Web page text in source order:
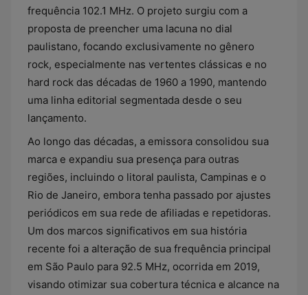
frequência 102.1 MHz. O projeto surgiu com a
proposta de preencher uma lacuna no dial
paulistano, focando exclusivamente no gênero
rock, especialmente nas vertentes clássicas e no
hard rock das décadas de 1960 a 1990, mantendo
uma linha editorial segmentada desde o seu
lançamento.
Ao longo das décadas, a emissora consolidou sua
marca e expandiu sua presença para outras
regiões, incluindo o litoral paulista, Campinas e o
Rio de Janeiro, embora tenha passado por ajustes
periódicos em sua rede de afiliadas e repetidoras.
Um dos marcos significativos em sua história
recente foi a alteração de sua frequência principal
em São Paulo para 92.5 MHz, ocorrida em 2019,
visando otimizar sua cobertura técnica e alcance na